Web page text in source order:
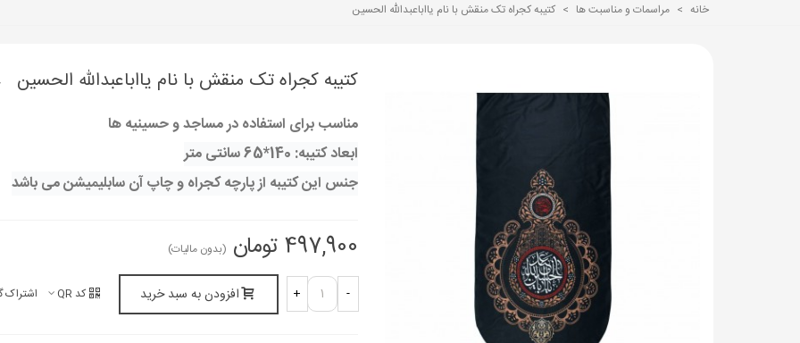
خانه > مراسمات و مناسبت ها > کتیبه کجراه تک منقش با نام یااباعبدالله الحسین
کتیبه کجراه تک منقش با نام یااباعبدالله الحسین
مناسب برای استفاده در مساجد و حسینیه ها
ابعاد کتیبه: 140*65 سانتی متر
جنس این کتیبه از پارچه کجراه و چاپ آن سابلیمیشن می باشد
497,900 تومان (بدون مالیات)
-
+ افزودن به سبد خرید کد QR اشتراک